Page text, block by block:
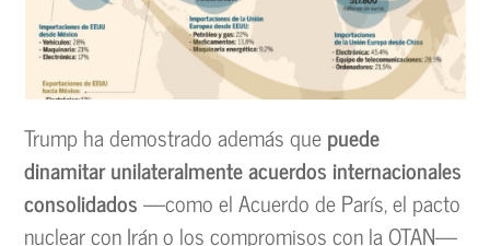
Trump ha demostrado además quepuede
dinamitar unilateralmente acuerdos internacionales
consolidados—como el Acuerdo de París, el pacto
nuclear con Irán o los compromisos con la OTAN—